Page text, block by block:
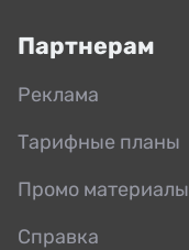
Партнерам
Реклама
Тарифные планы
Промо материалы
Справка